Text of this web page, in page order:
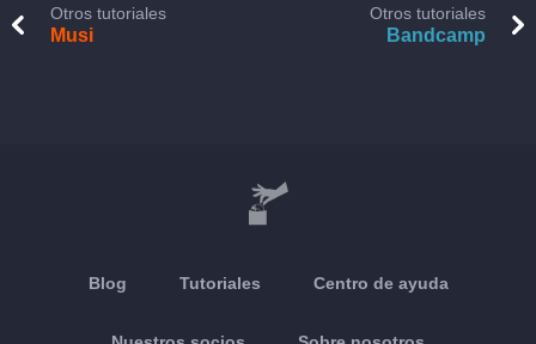
Otros tutoriales
Musi
Otros tutoriales
Bandcamp
Blog Tutoriales Centro de ayuda